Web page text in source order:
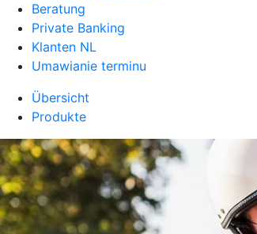
Beratung
Private Banking
Klanten NL
Umawianie terminu
Übersicht
Produkte